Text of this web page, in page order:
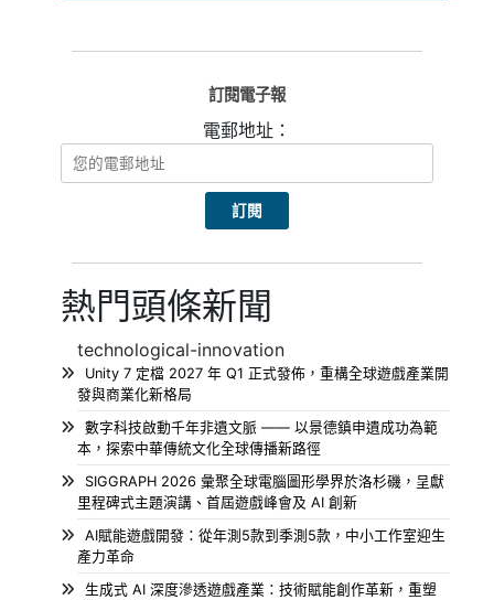
訂閱電子報
電郵地址：
熱門頭條新聞
technological-innovation
Unity 7 定檔 2027 年 Q1 正式發佈，重構全球遊戲產業開
發與商業化新格局
數字科技啟動千年非遺文脈 —— 以景德鎮申遺成功為範
本，探索中華傳統文化全球傳播新路徑
SIGGRAPH 2026 彙聚全球電腦圖形學界於洛杉磯，呈獻
里程碑式主題演講、首屆遊戲峰會及 AI 創新
AI賦能遊戲開發：從年測5款到季測5款，中小工作室迎生
產力革命
生成式 AI 深度滲透遊戲產業：技術賦能創作革新，重塑